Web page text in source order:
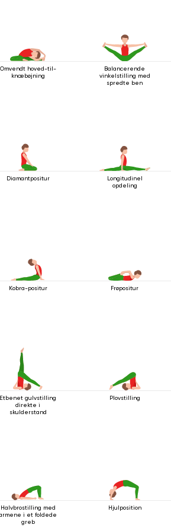
Omvendt hoved-til-
knæbøjning
Balancerende
vinkelstilling med
spredte ben
Diamantpositur
Longitudinel
opdeling
Kobra-positur Frøpositur
Etbenet gulvstilling
direkte i
skulderstand
Plovstilling
Halvbrostilling med
i et foldede
greb
Hjulposition